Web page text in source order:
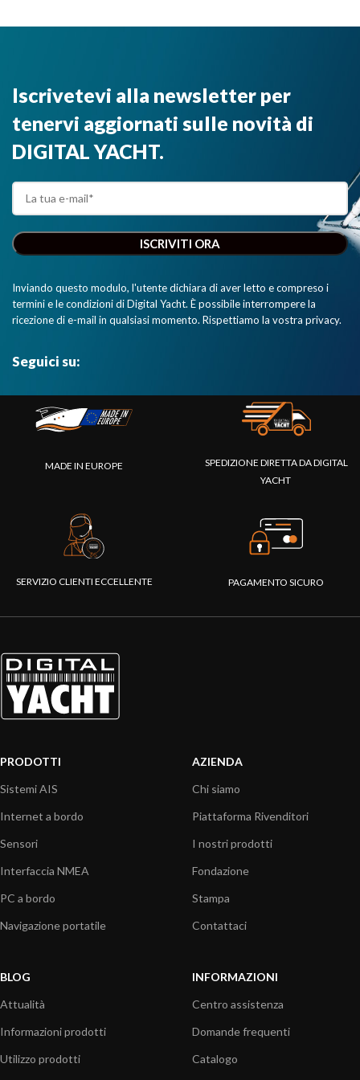
dei dati di
ai software di
più diffusi.”
Iscrivetevi alla newsletter per
tenervi aggiornati sulle novità di
DIGITAL YACHT.
Inviando questo modulo, l'utente dichiara di aver letto e compreso i
termini e le condizioni di Digital Yacht. È possibile interrompere la
ricezione di e-mail in qualsiasi momento. Rispettiamo la vostra privacy.
Seguici su:
MADE IN EUROPE
SPEDIZIONE DIRETTA DA DIGITAL
YACHT
SERVIZIO CLIENTI ECCELLENTE PAGAMENTO SICURO
PRODOTTI
Sistemi AIS
Internet a bordo
Sensori
Interfaccia NMEA
PC a bordo
Navigazione portatile
AZIENDA
Chi siamo
Piattaforma Rivenditori
I nostri prodotti
Fondazione
Stampa
Contattaci
BLOG
Attualità
Informazioni prodotti
Utilizzo prodotti
INFORMAZIONI
Centro assistenza
Domande frequenti
Catalogo